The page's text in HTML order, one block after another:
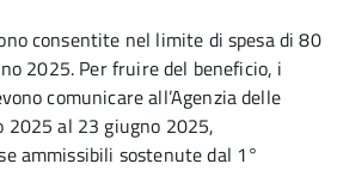
consentite nel limite di spesa di 80
2025. Per fruire del beneficio, i
comunicare all’Agenzia delle
2025 al 23 giugno 2025,
ammissibili sostenute dal 1°